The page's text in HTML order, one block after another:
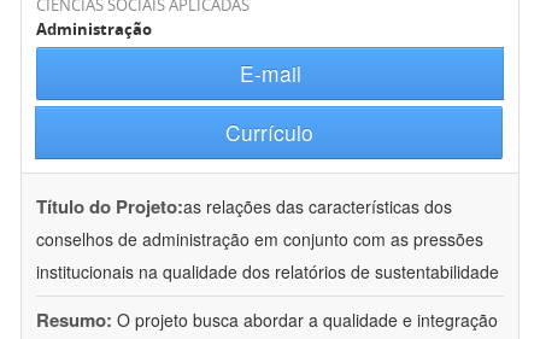
CIÊNCIAS SOCIAIS APLICADAS
Administração
E-mail
Currículo
Título do Projeto:as relações das características dos
conselhos de administração em conjunto com as pressões
institucionais na qualidade dos relatórios de sustentabilidade
Resumo: O projeto busca abordar a qualidade e integração